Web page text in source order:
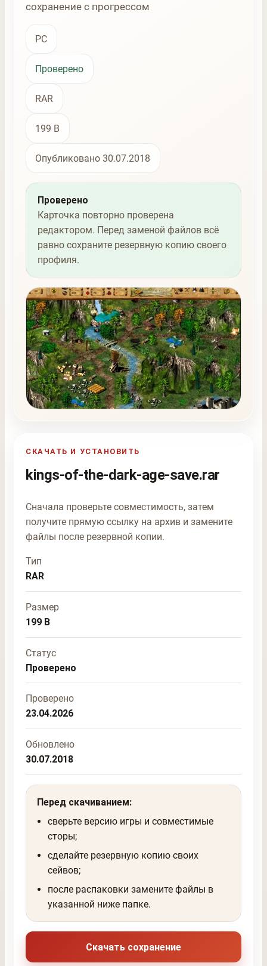
сохранение с прогрессом
PC
Проверено
RAR
199 B
Опубликовано 30.07.2018
Проверено
Карточка повторно проверена
редактором. Перед заменой файлов всё
равно сохраните резервную копию своего
профиля.
СКАЧАТЬ И УСТАНОВИТЬ
kings-of-the-dark-age-save.rar
Сначала проверьте совместимость, затем
получите прямую ссылку на архив и замените
файлы после резервной копии.
Тип
RAR
Размер
199 B
Статус
Проверено
Проверено
23.04.2026
Обновлено
30.07.2018
Перед скачиванием:
сверьте версию игры и совместимые
сторы;
сделайте резервную копию своих
сейвов;
после распаковки замените файлы в
указанной ниже папке.
Скачать сохранение